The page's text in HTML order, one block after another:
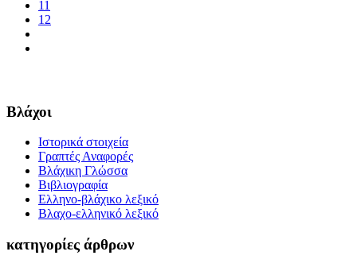
11
12
Βλάχοι
Ιστορικά στοιχεία
Γραπτές Αναφορές
Βλάχικη Γλώσσα
Βιβλιογραφία
Ελληνο-βλάχικο λεξικό
Βλαχο-ελληνικό λεξικό
κατηγορίες άρθρων